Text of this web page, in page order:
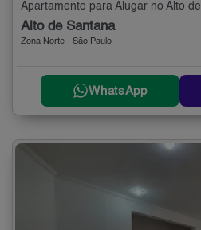
Alto de Santana
Zona Norte - São Paulo
WhatsApp